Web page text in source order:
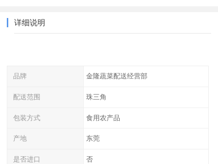
详细说明
品牌 金隆蔬菜配送经营部
配送范围 珠三角
包装方式 食用农产品
产地 东莞
是否进口 否